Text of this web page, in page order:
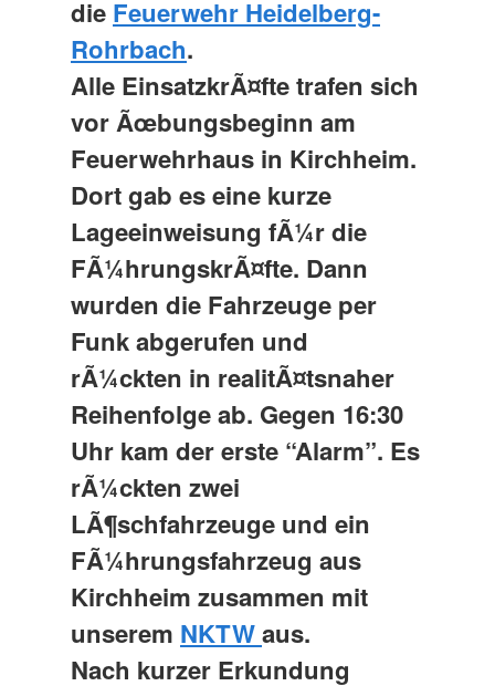
die Feuerwehr Heidelberg-
Rohrbach.
Alle EinsatzkrÃ¤fte trafen sich
vor Ãœbungsbeginn am
Feuerwehrhaus in Kirchheim.
Dort gab es eine kurze
Lageeinweisung fÃ¼r die
FÃ¼hrungskrÃ¤fte. Dann
wurden die Fahrzeuge per
Funk abgerufen und
rÃ¼ckten in realitÃ¤tsnaher
Reihenfolge ab. Gegen 16:30
Uhr kam der erste “Alarm”. Es
rÃ¼ckten zwei
LÃ¶schfahrzeuge und ein
FÃ¼hrungsfahrzeug aus
Kirchheim zusammen mit
unserem NKTWaus.
Nach kurzer Erkundung